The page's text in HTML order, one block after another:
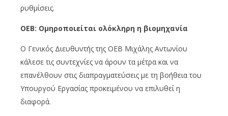
ρυθμίσεις.
ΟΕΒ: Ομηροποιείται ολόκληρη η βιομηχανία
Ο Γενικός Διευθυντής της ΟΕΒ Μιχάλης Αντωνίου
κάλεσε τις συντεχνίες να άρουν τα μέτρα και να
επανέλθουν στις διαπραγματεύσεις με τη βοήθεια του
Υπουργού Εργασίας προκειμένου να επιλυθεί η
διαφορά.